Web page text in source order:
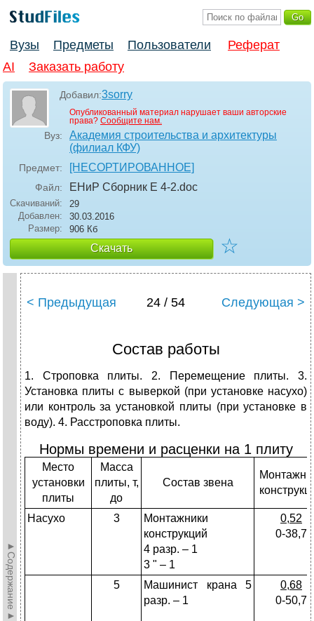
Вузы Предметы Пользователи
Реферат
AI
Заказать работу
Добавил:3sorry
Опубликованный материал нарушает ваши авторские
права? Сообщите нам.
Вуз:
Академия строительства и архитектуры
(филиал КФУ)
Предмет: [НЕСОРТИРОВАННОЕ]
Файл: ЕНиР Сборник Е 4-2.doc
Скачиваний:
29
Добавлен:
30.03.2016
Размер:
906 Кб
Скачать ☆
►Содержание►
< Предыдущая 24 / 54 Следующая >
Состав работы
1. Строповка плиты. 2. Перемещение плиты. 3.
Установка плиты с выверкой (при установке насухо)
или контроль за установкой плиты (при установке в
воду). 4. Расстроповка плиты.
Нормы времени и расценки на 1 плиту
Место
установки
плиты
Масса
плиты, т,
до
Состав звена
Насухо 3
Монтажники
конструкций
4 разр. – 1
3 " – 1
0,52
0-38,7
5
Машинист крана 5
разр. – 1
0,68
0-50,7